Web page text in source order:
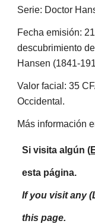
Serie: Doctor
Fecha emisión:
descubrimiento
Hansen (1841-
Valor facial: 35
Occidental.
Más información
Si visita algún (
esta página.
If you visit any
this page.